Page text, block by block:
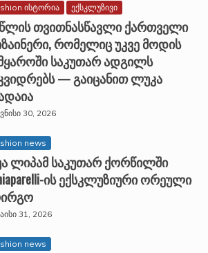
ისტორია
ექსკლუზივი
თვითნასწავლი ქართველი
რომელიც უკვე მოდის
საკუთარ ადგილს
— გაიცანით ლუკა
30, 2026
news
ლიპამ საკუთარ ქორწილში
ის ექსკლუზიური ორეული
31, 2026
news